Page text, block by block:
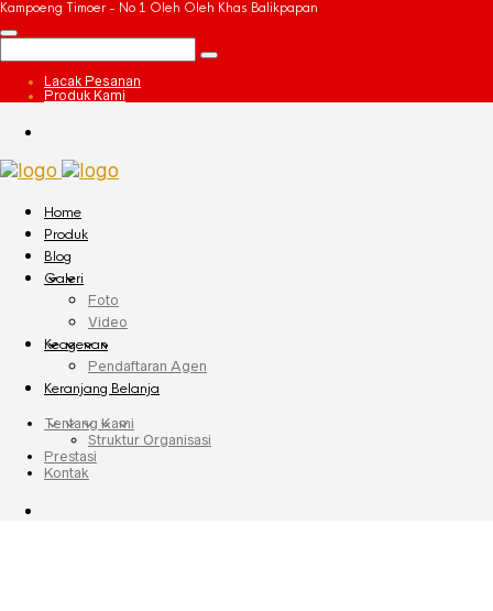
Kampoeng Timoer - No 1 Oleh Oleh Khas Balikpapan
Lacak Pesanan
Produk Kami
Home
Produk
Blog
Galeri
Foto
Video
Keagenan
Pendaftaran Agen
Keranjang Belanja
Tentang Kami
Struktur Organisasi
Prestasi
Kontak